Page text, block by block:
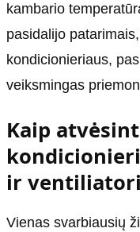
kambario
pasidalijo
kondicionieriaus,
veiksmingas
Kaip
ir
Vienas svarbiausių